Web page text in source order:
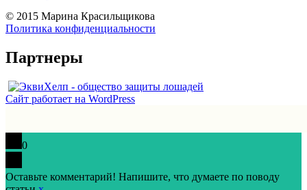
© 2015 Марина Красильщикова
Политика конфиденциальности
Партнеры
Сайт работает на WordPress
0
Оставьте комментарий! Напишите, что думаете по поводу